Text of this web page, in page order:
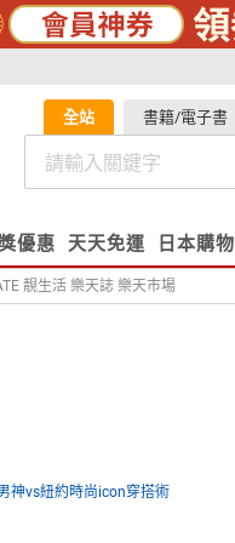
全站 書籍/電子書
優惠 天天免運 日本購物
靚生活 樂天誌 樂天市場
神vs紐約時尚icon穿搭術